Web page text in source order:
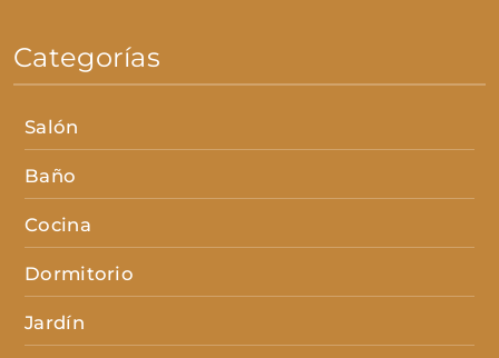
Categorías
Salón
Baño
Cocina
Dormitorio
Jardín